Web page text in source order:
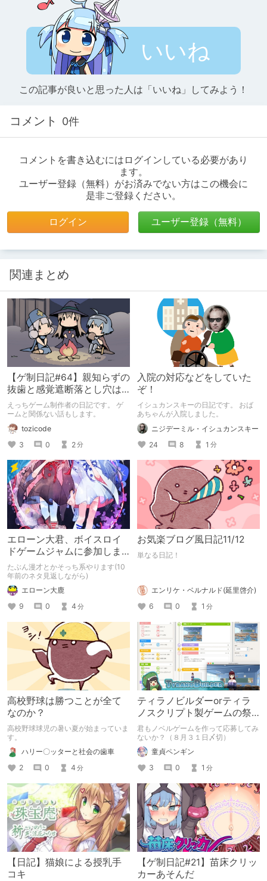
いいね
この記事が良いと思った人は「いいね」してみよう！
コメント 0件
コメントを書き込むにはログインしている必要があり
ます。
ユーザー登録（無料）がお済みでない方はこの機会に
是非ご登録ください。
ログイン ユーザー登録（無料）
関連まとめ
【ゲ制日記#64】親知らずの
抜歯と感覚遮断落とし穴は
だいたい一緒
えっちゲーム制作者の日記です。 ゲ
ームと関係ない話もします。
tozicode
3
0 2分
入院の対応などをしていた
ぞ！
イシュカンスキーの日記です。 おば
あちゃんが入院しました。
ニジデーミル・イシュカンスキー
24
8 1 分
エローン大君、ボイスロイ
ドゲームジャムに参加しま
す！
たぶん漫才とかそっち系やります(10
年前のネタ見返しながら)
エローン大鹿
9
0 4 分
お気楽ブログ風日記11/12
単なる日記！
エンリケ・ベルナルド(延里啓介)
6
0 1 分
高校野球は勝つことが全て
なのか？
高校野球球児の暑い夏が始まっていま
す。
ハリー〇ッターと社会の歯車
2
0 4 分
ティラノビルダーorティラ
ノスクリプト製ゲームの祭
典『ティラノゲームフェス
2019』作品募集中！
君もノベルゲームを作って応募してみ
ないか？（８月３１日〆切）
童貞ペンギン
3
0 1 分
【日記】猫娘による授乳手
コキ
【ゲ制日記#21】苗床クリッ
カーあそんだ